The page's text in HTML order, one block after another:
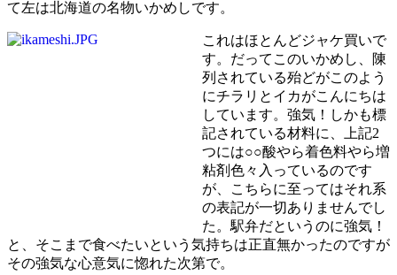
て左は北海道の名物いかめしです。
これはほとんどジャケ買いで
す。だってこのいかめし、陳
列されている殆どがこのよう
にチラリとイカがこんにちは
しています。強気！しかも標
記されている材料に、上記2
つには○○酸やら着色料やら増
粘剤色々入っているのです
が、こちらに至ってはそれ系
の表記が一切ありませんでし
た。駅弁だというのに強気！
と、そこまで食べたいという気持ちは正直無かったのですが
その強気な心意気に惚れた次第で。